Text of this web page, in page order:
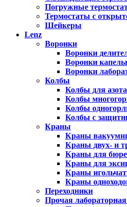
Погружные
Термостаты с
Шейкеры
Lenz
Воронки
Воронки
Воронки
Воронки
Колбы
Колбы для азота
Колбы
Колбы
Колбы с
Краны
Краны
Краны двух- и
Краны для
Краны для
Краны
Краны
Переходники
Прочая лабораторная